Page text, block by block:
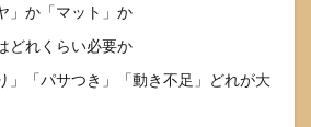
」か「マット」か
どれくらい必要か
」「パサつき」「動き不足」どれが大